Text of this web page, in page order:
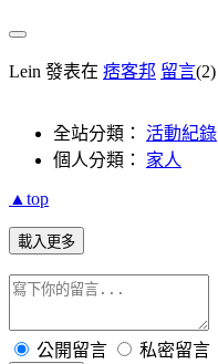
Lein 發表在 痞客邦 留言(2)
全站分類： 活動紀錄
個人分類： 家人
▲top
載入更多
公開留言 私密留言